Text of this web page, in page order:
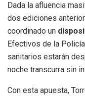
Dada la afluencia
dos ediciones
coordinado un
Efectivos de la
sanitarios estarán
noche transcurra sin
Con esta apuesta,